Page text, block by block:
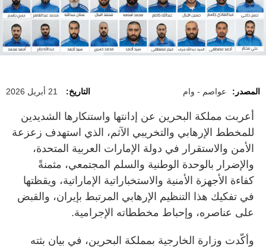
المصدر: عواصم - وام التاريخ: 21 أبريل 2026
أعربت مملكة البحرين عن إدانتها واستنكارها الشديدين
للمخطط الإرهابي والتخريبي الآثم، الذي استهدف زعزعة
الأمن والاستقرار في دولة الإمارات العربية المتحدة،
والإضرار بالوحدة الوطنية والسلم المجتمعي، مثمنةً
كفاءة الأجهزة الأمنية والاستخباراتية الإماراتية، ويقظتها
في تفكيك هذا التنظيم الإرهابي المرتبط بإيران، والقبض
على عناصره، وإحباط مخططاته الإجرامية.
وأكّدت وزارة الخارجية بمملكة البحرين، في بيان بثته